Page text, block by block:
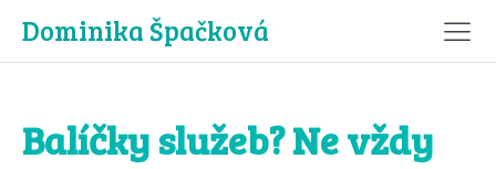
Dominika Špačková
Balíčky služeb? Ne vždy